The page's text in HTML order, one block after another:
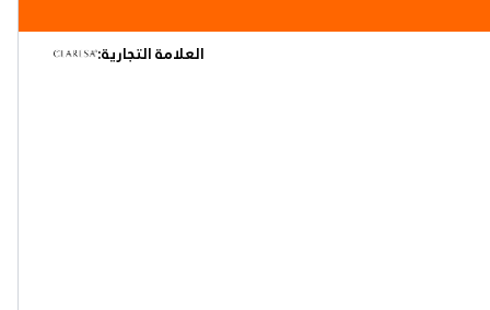
العلامة التجارية: